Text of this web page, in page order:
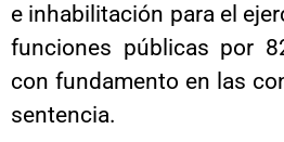
e inhabilitación para el
funciones públicas por
con fundamento en las
sentencia.